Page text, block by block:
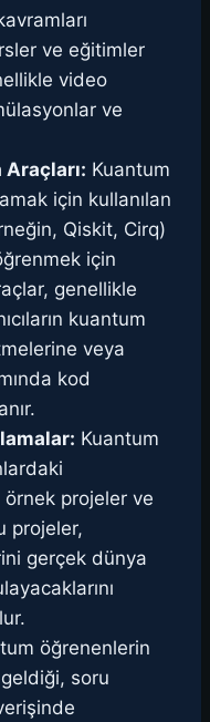
ve eğitimler
video
ve
Kuantum
için kullanılan
Qiskit, Cirq)
için
genellikle
kuantum
veya
kod
Kuantum
örnek projeler ve
projeler,
gerçek dünya
öğrenenlerin
soru